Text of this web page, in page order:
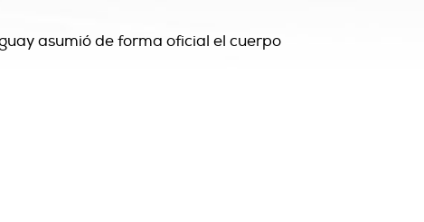
asumió de forma oficial el cuerpo